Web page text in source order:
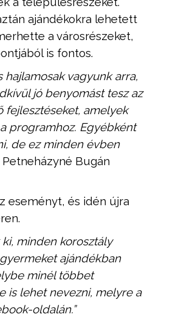
ajándékokra lehetett
a városrészeket,
is fontos.
vagyunk arra,
jó benyomást tesz az
fejlesztéseket, amelyek
programhoz. Egyébként
de ez minden évben
Bugán
eseményt, és idén újra
minden korosztály
ajándékban
minél többet
is lehet nevezni, melyre a
oldalán.”